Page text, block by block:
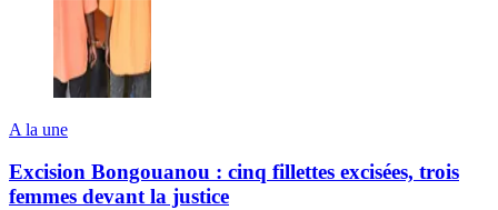
A la une
Excision Bongouanou : cinq fillettes excisées, trois
femmes devant la justice